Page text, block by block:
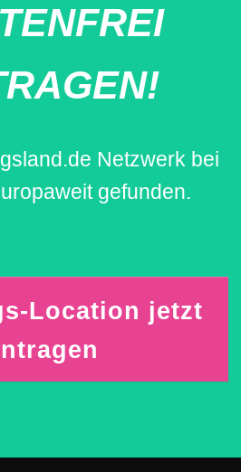
Netzwerk bei
gefunden.
Location jetzt